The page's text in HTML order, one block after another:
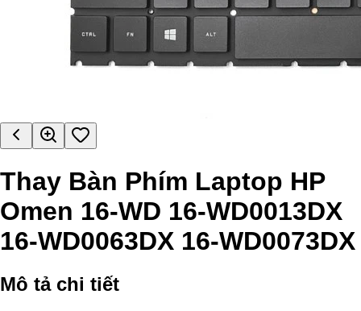
Thay Bàn Phím Laptop HP
Omen 16-WD 16-WD0013DX
16-WD0063DX 16-WD0073DX
Mô tả chi tiết